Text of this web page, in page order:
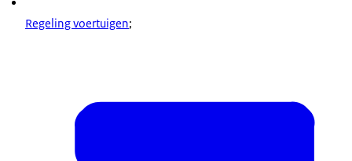
Regeling voertuigen;